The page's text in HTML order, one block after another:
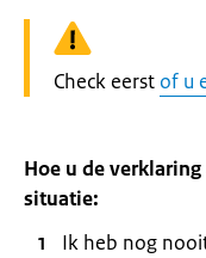
Waarschuwing:
Check eerst of u
Hoe u de
situatie:
Ik heb nog